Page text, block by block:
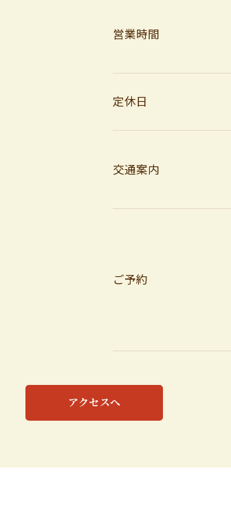
営業時間
定休日
交通案内
ご予約
アクセスへ